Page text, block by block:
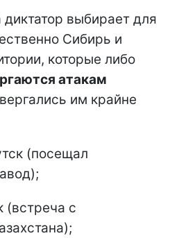
выбирает для
Сибирь и
которые либо
атакам
им крайне
(посещал
с